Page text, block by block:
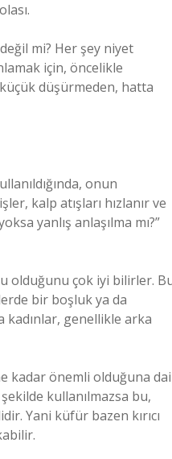
mi? Her şey niyet
için, öncelikle
düşürmeden, hatta
onun
kalp atışları hızlanır ve
yanlış anlaşılma mı?”
olduğunu çok iyi bilirler.
bir boşluk ya da
kadınlar, genellikle arka
kadar önemli olduğuna
kullanılmazsa bu,
Yani küfür bazen kırıcı